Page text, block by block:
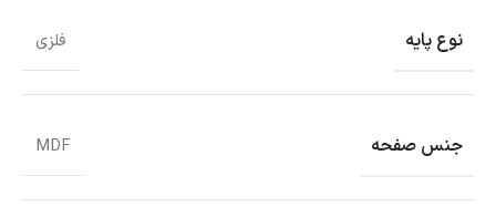
نوع پایه فلزی
جنس صفحه MDF